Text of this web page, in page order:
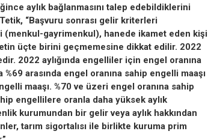
aylık bağlanmasını talep edebildiklerini
“Başvuru sonrası gelir kriterleri
gayrimenkul), hanede ikamet eden kişi
üçte birini geçmemesine dikkat edilir. 2022
2022 aylığında engelliler için engel oranına
arasında engel oranına sahip engelli maaşı
maaşı. %70 ve üzeri engel oranına sahip
engellilere oranla daha yüksek aylık
kurumundan bir gelir veya aylık hakkından
tarım sigortalısı ile birlikte kuruma prim